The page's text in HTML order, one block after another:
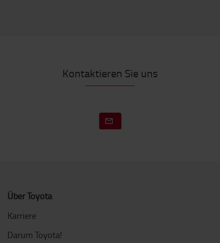
Kontaktieren Sie uns
Über Toyota
Karriere
Darum Toyota!